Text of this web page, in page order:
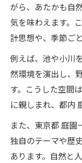
がら、あたかも自
気を味わえます。
計思想や、季節ご
例えば、池や小川
然環境を演出し、
す。こうした空間
に親しまれ、都内
また、東京都 庭園
独自のテーマや歴
あります。自然と